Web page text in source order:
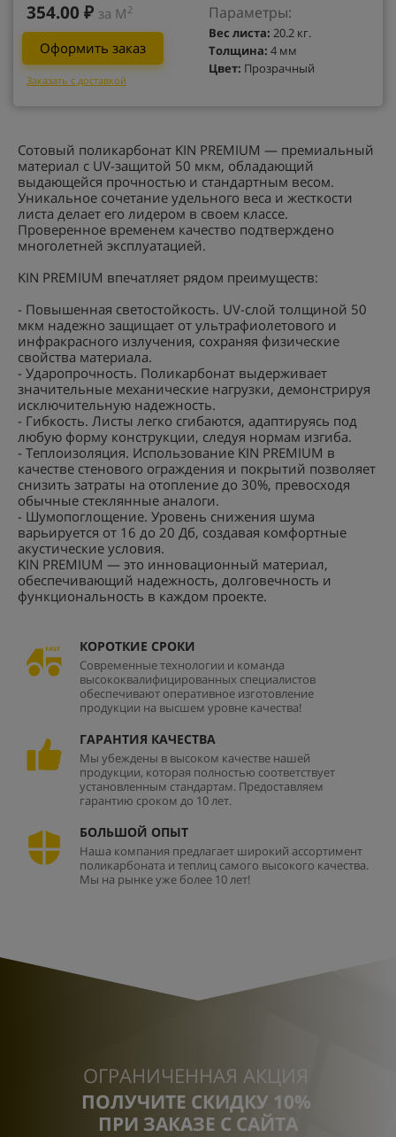
354.00 ₽ за М 2
Оформить заказ
Заказать с доставкой
Параметры:
Вес листа: 20.2 кг.
Толщина: 4 мм
Цвет: Прозрачный
Сотовый поликарбонат KIN PREMIUM — премиальный
материал с UV-защитой 50 мкм, обладающий
выдающейся прочностью и стандартным весом.
Уникальное сочетание удельного веса и жесткости
листа делает его лидером в своем классе.
Проверенное временем качество подтверждено
многолетней эксплуатацией.
KIN PREMIUM впечатляет рядом преимуществ:
- Повышенная светостойкость. UV-слой толщиной 50
мкм надежно защищает от ультрафиолетового и
инфракрасного излучения, сохраняя физические
свойства материала.
- Ударопрочность. Поликарбонат выдерживает
значительные механические нагрузки, демонстрируя
исключительную надежность.
- Гибкость. Листы легко сгибаются, адаптируясь под
любую форму конструкции, следуя нормам изгиба.
- Теплоизоляция. Использование KIN PREMIUM в
качестве стенового ограждения и покрытий позволяет
снизить затраты на отопление до 30%, превосходя
обычные стеклянные аналоги.
- Шумопоглощение. Уровень снижения шума
варьируется от 16 до 20 Дб, создавая комфортные
акустические условия.
KIN PREMIUM — это инновационный материал,
обеспечивающий надежность, долговечность и
функциональность в каждом проекте.
КОРОТКИЕ СРОКИ
Современные технологии и команда
высококвалифицированных специалистов
обеспечивают оперативное изготовление
продукции на высшем уровне качества!
ГАРАНТИЯ КАЧЕСТВА
Мы убеждены в высоком качестве нашей
продукции, которая полностью соответствует
установленным стандартам. Предоставляем
гарантию сроком до 10 лет.
БОЛЬШОЙ ОПЫТ
Наша компания предлагает широкий ассортимент
поликарбоната и теплиц самого высокого качества.
Мы на рынке уже более 10 лет!
ОГРАНИЧЕННАЯ АКЦИЯ
ПОЛУЧИТЕ СКИДКУ 10%
ПРИ ЗАКАЗЕ С САЙТА